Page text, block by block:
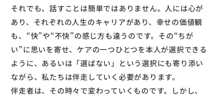
それでも、話すことは簡単ではありません。人には心が
あり、それぞれの人生のキャリアがあり、幸せの価値観
も、“快”や“不快”の感じ方も違うのです。その“ちが
い”に思いを寄せ、ケアの一つひとつを本人が選択できる
ように、あるいは「選ばない」という選択にも寄り添い
ながら、私たちは伴走していく必要があります。
伴走者は、その時々で変わっていくものです。しかし、